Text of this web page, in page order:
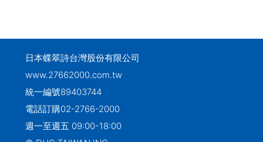
日本蝶翠詩台灣股份有限公司
www.27662000.com.tw
統一編號89403744
電話訂購02-2766-2000
週一至週五 09:00-18:00